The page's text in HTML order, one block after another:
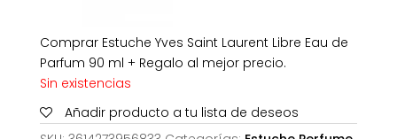
Comprar Estuche Yves Saint Laurent Libre Eau de
Parfum 90 ml + Regalo al mejor precio.
Sin existencias
Añadir producto a tu lista de deseos